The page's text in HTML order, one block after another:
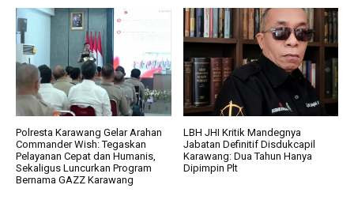
Polresta Karawang Gelar Arahan
Commander Wish: Tegaskan
Pelayanan Cepat dan Humanis,
Sekaligus Luncurkan Program
Bernama GAZZ Karawang
LBH JHI Kritik Mandegnya
Jabatan Definitif Disdukcapil
Karawang: Dua Tahun Hanya
Dipimpin Plt